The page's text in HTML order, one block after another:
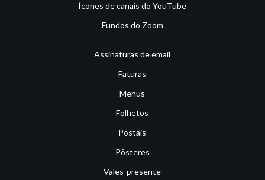
Ícones de canais do YouTube
Fundos do Zoom
Assinaturas de email
Faturas
Menus
Folhetos
Postais
Pôsteres
Vales-presente